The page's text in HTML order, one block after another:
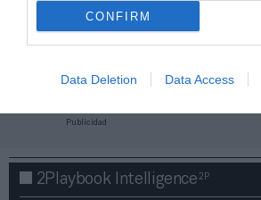
CONFIRM
Data Deletion Data Access
¡Haz click aquí y accede sin
Publicidad
2Playbook Intelligence2P